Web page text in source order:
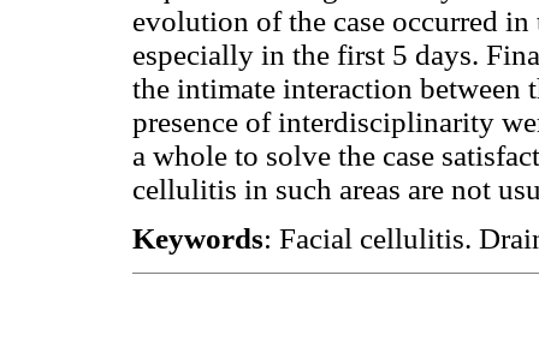
evolution of the case occurred
especially in the first 5 days.
the intimate interaction between
presence of interdisciplinarity
a whole to solve the case
cellulitis in such areas are not
Keywords: Facial cellulitis.